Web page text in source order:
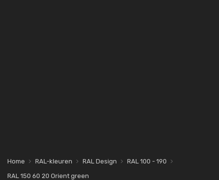
Home RAL-kleuren RAL Design
RAL 100 - 190
RAL 150 60 20 Orient green